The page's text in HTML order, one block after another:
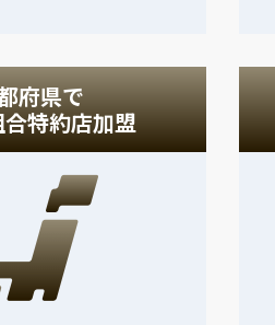
府県で
特約店加盟